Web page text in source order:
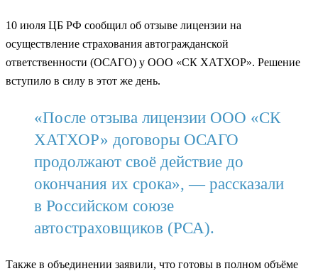
10 июля ЦБ РФ сообщил об отзыве лицензии на
осуществление страхования автогражданской
ответственности (ОСАГО) у ООО «СК ХАТХОР». Решение
вступило в силу в этот же день.
«После отзыва лицензии ООО «СК
ХАТХОР» договоры ОСАГО
продолжают своё действие до
окончания их срока», — рассказали
в Российском союзе
автостраховщиков (РСА).
Также в объединении заявили, что готовы в полном объёме